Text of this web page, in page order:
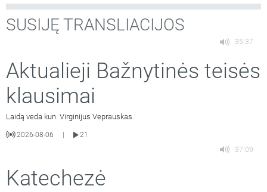
SUSIJĘ TRANSLIACIJOS
35:37
Aktualieji Bažnytinės teisės
klausimai
Laidą veda kun. Virginijus Veprauskas.
2026-08-06
21
37:09
Katechezė